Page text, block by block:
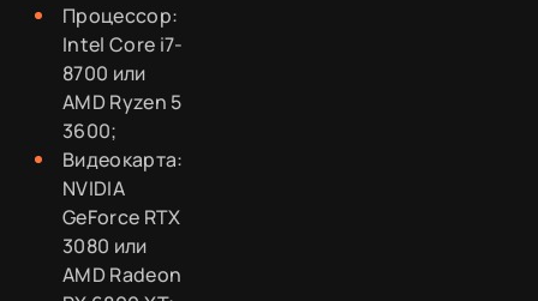
Процессор:
Intel Core i7-
8700 или
AMD Ryzen 5
3600;
Видеокарта:
NVIDIA
GeForce RTX
3080 или
AMD Radeon